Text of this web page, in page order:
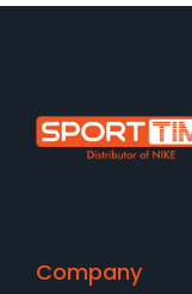
Company